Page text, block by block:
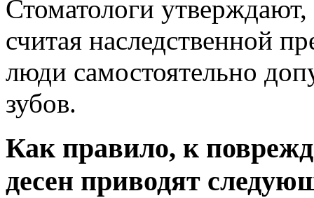
Стоматологи
считая наследственной
люди самостоятельно
зубов.
Как правило, к
десен приводят